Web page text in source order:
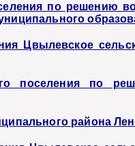
по решению
Цвылевское
поселения по
района